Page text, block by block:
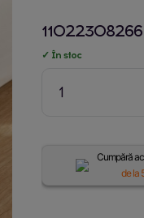
11022308266
✓ În stoc
1
Cumpără
de la